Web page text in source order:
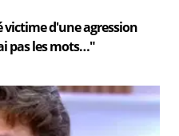
victime d'une agression
pas les mots…"